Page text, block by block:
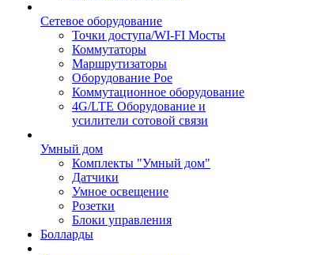
Сетевое оборудование
Точки доступа/WI-FI Мосты
Коммутаторы
Маршрутизаторы
Оборудование Poe
Коммутационное оборудование
4G/LTE Оборудование и
усилители сотовой связи
Умный дом
Комплекты "Умный дом"
Датчики
Умное освещение
Розетки
Блоки управления
Болларды